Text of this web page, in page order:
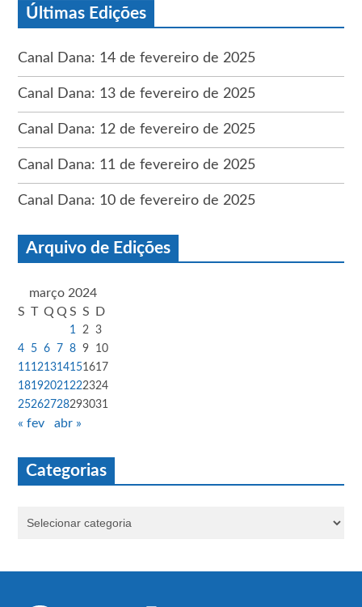
Últimas Edições
Canal Dana: 14 de fevereiro de 2025
Canal Dana: 13 de fevereiro de 2025
Canal Dana: 12 de fevereiro de 2025
Canal Dana: 11 de fevereiro de 2025
Canal Dana: 10 de fevereiro de 2025
Arquivo de Edições
março 2024
S T Q Q S S D
1 2
3
4
5 6 7 8 9
10
11 121314151617
18192021 222324
25262728293031
« fev abr »
Categorias